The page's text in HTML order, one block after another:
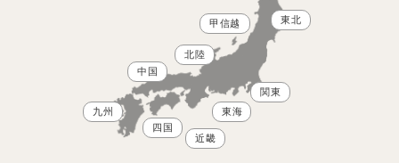
東北
甲信越
北陸
関東
東海
近畿
中国
四国
九州